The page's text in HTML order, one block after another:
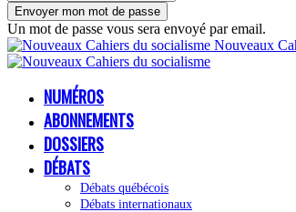
Un mot de passe vous sera envoyé par email.
Nouveaux
NUMÉROS
ABONNEMENTS
DOSSIERS
DÉBATS
Débats québécois
Débats internationaux